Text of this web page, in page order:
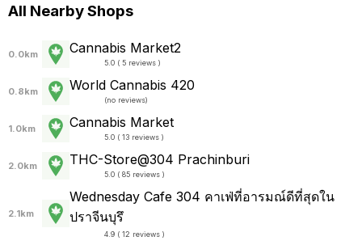
All Nearby Shops
0.0km Cannabis Market2
5.0 ( 5 reviews )
0.8km World Cannabis 420
(no reviews)
1.0km Cannabis Market
5.0 ( 13 reviews )
2.0km THC-Store@304 Prachinburi
5.0 ( 85 reviews )
2.1km
Wednesday Cafe 304 คาเฟ่ที่อารมณ์ดีที่สุดใน
ปราจีนบุรึ
4.9 ( 12 reviews )